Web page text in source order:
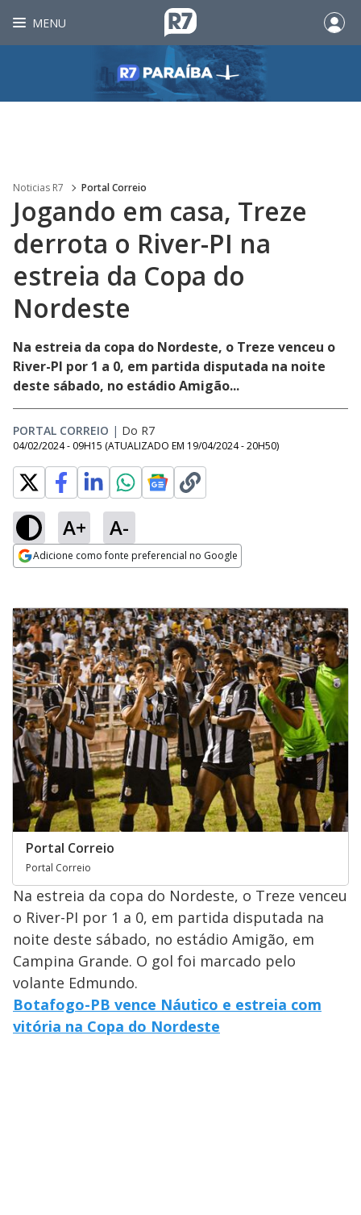
MENU
Noticias R7 Portal Correio
Jogando em casa, Treze
derrota o River-PI na
estreia da Copa do
Nordeste
Na estreia da copa do Nordeste, o Treze venceu o
River-PI por 1 a 0, em partida disputada na noite
deste sábado, no estádio Amigão...
PORTAL CORREIO | Do R7
04/02/2024 - 09H15 (ATUALIZADO EM 19/04/2024 - 20H50)
A+ A-
Adicione como fonte preferencial no Google
Portal Correio
Portal Correio
Na estreia da copa do Nordeste, o Treze venceu
o River-PI por 1 a 0, em partida disputada na
noite deste sábado, no estádio Amigão, em
Campina Grande. O gol foi marcado pelo
volante Edmundo.
Botafogo-PB vence Náutico e estreia com
vitória na Copa do Nordeste